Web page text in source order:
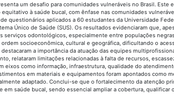
um desafio para comunidades vulneráveis no Brasil. Este
à saúde bucal, com ênfase nas comunidades
questionários aplicados a 60 estudantes da Universidade
Único de Saúde (SUS). Os resultados evidenciaram que,
serviços odontológicos, especialmente entre populações
socioeconômica, cultural e geográfica, dificultando o
a importância da atuação das equipes
relataram limitações relacionadas à falta de recursos,
eixos como informação, infraestrutura, qualidade do
em materiais e equipamentos foram apontados como
adaptado. Conclui-se que o fortalecimento da atenção
saúde bucal, sendo essencial ampliar a cobertura, qualificar